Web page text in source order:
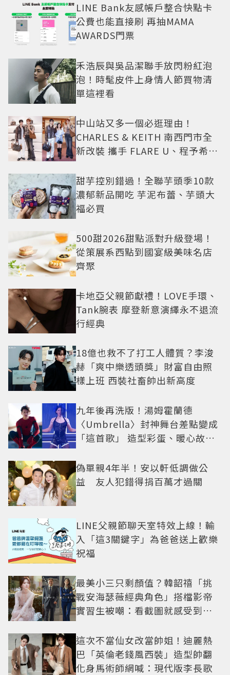
LINE Bank友感帳戶整合快點卡
公費也能直接刷 再抽MAMA
AWARDS門票
禾浩辰與吳品潔聯手放閃粉紅泡
泡！時髦皮件上身情人節買物清
單這裡看
中山站又多一個必逛理由！
CHARLES & KEITH 南西門市全
新改裝 攜手 FLARE U、程予希演
甜芋控別錯過！全聯芋頭季10款
濃郁新品開吃 芋泥布蕾、芋頭大
福必買
500甜2026甜點派對升級登場！
從策展系西點到國宴級美味名店
齊聚
卡地亞父親節獻禮！LOVE手環、
Tank腕表 摩登新意演繹永不退流
行經典
18億也救不了打工人體質？李浚
赫「爽中樂透頭獎」財富自由照
樣上班 西裝社畜帥出新高度
九年後再洗版！湯姆霍蘭德
〈Umbrella〉封神舞台差點變成
「這首歌」 造型彩蛋、暖心故事
偽單親4年半！安以軒低調做公
益 友人犯錯得捐百萬才過關
LINE父親節聊天室特效上線！輸
入「這3關鍵字」為爸爸送上歡樂
祝福
最美小三只剩顏值？韓韶禧「挑
戰安海瑟薇經典角色」搭檔影帝
實習生被嘲：看截圖就感受到演
這次不當仙女改當帥姐！迪麗熱
巴「英倫老錢風西裝」造型帥翻
化身馬術師網喊：現代版李長歌